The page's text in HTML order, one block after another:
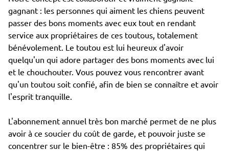
gagnant : les personnes qui aiment les chiens peuvent
passer des bons moments avec eux tout en rendant
service aux propriétaires de ces toutous, totalement
bénévolement. Le toutou est lui heureux d'avoir
quelqu'un qui adore partager des bons moments avec lui
et le chouchouter. Vous pouvez vous rencontrer avant
qu'un toutou soit confié, afin de bien se connaître et avoir
l'esprit tranquille.
L'abonnement annuel très bon marché permet de ne plus
avoir à ce soucier du coût de garde, et pouvoir juste se
concentrer sur le bien-être : 85% des propriétaires qui